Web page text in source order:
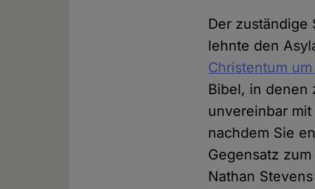
Der zuständige
lehnte den
Christentum
Bibel, in denen
unvereinbar
nachdem Sie
Gegensatz
Nathan